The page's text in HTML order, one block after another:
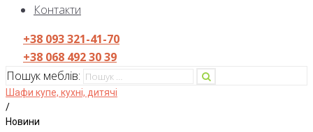
Контакти
+38 093 321-41-70
+38 068 492 30 39
Пошук меблів:
Шафи купе, кухні, дитячі
/
Новини